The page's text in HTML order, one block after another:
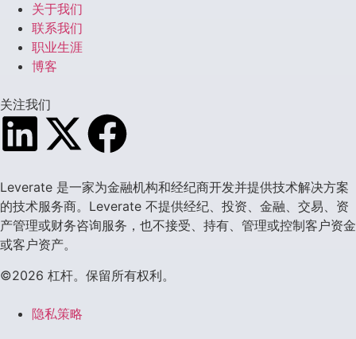
关于我们
联系我们
职业生涯
博客
关注我们
Leverate 是一家为金融机构和经纪商开发并提供技术解决方案
的技术服务商。Leverate 不提供经纪、投资、金融、交易、资
产管理或财务咨询服务，也不接受、持有、管理或控制客户资金
或客户资产。
©2026 杠杆。保留所有权利。
隐私策略